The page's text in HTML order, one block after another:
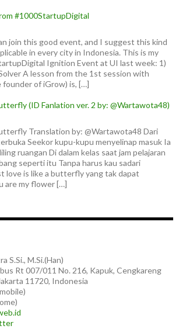
#1000StartupDigital
join this good event, and I suggest this kind
in every city in Indonesia. This is my
Ignition Event at UI last week: 1)
A lesson from the 1st session with
founder of iGrow) is, […]
(ID Fanlation ver. 2 by: @Wartawota48)
Translation by: @Wartawota48 Dari
Seekor kupu-kupu menyelinap masuk Ia
ruangan Di dalam kelas saat jam pelajaran
seperti itu Tanpa harus kau sadari
love is like a butterfly yang tak dapat
are my flower […]
S.Si., M.Si.(Han)
Rt 007/011 No. 216, Kapuk, Cengkareng
11720, Indonesia
mobile)
)